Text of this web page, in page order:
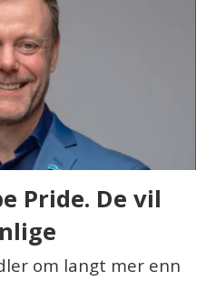
Pride. De vil
om langt mer enn